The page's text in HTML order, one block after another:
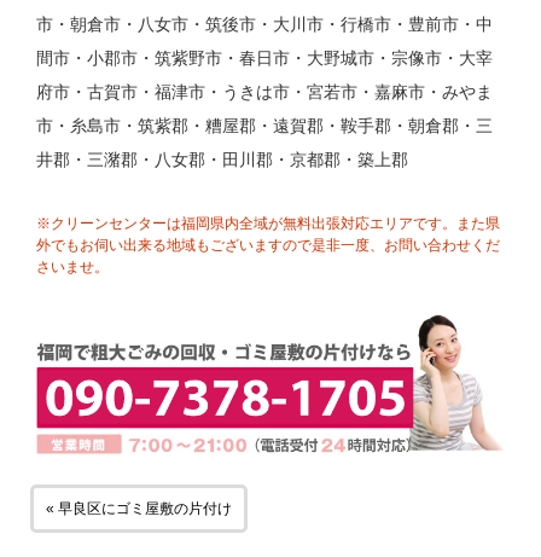
市・朝倉市・八女市・筑後市・大川市・行橋市・豊前市・中
間市・小郡市・筑紫野市・春日市・大野城市・宗像市・大宰
府市・古賀市・福津市・うきは市・宮若市・嘉麻市・みやま
市・糸島市・筑紫郡・糟屋郡・遠賀郡・鞍手郡・朝倉郡・三
井郡・三潴郡・八女郡・田川郡・京都郡・築上郡
※クリーンセンターは福岡県内全域が無料出張対応エリアです。また県
外でもお伺い出来る地域もございますので是非一度、お問い合わせくだ
さいませ。
« 早良区にゴミ屋敷の片付け